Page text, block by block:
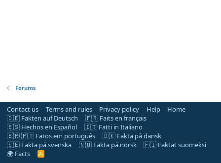
Forums
Contact us Terms and rules Privacy policy Help
Home
🇩🇪 Fakten auf Deutsch
🇫🇷 Faits en français
🇪🇸 Hechos en Español
🇮🇹 Fatti in Italiano
🇧🇷 🇵🇹 Fatos em português
🇩🇰 Fakta på dansk
🇸🇪 Fakta på svenska
🇳🇴 Fakta på norsk
🇫🇮 Faktat suomeksi
🌍 Facts
R